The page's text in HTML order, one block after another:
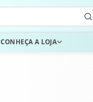
CONHEÇA A LOJA